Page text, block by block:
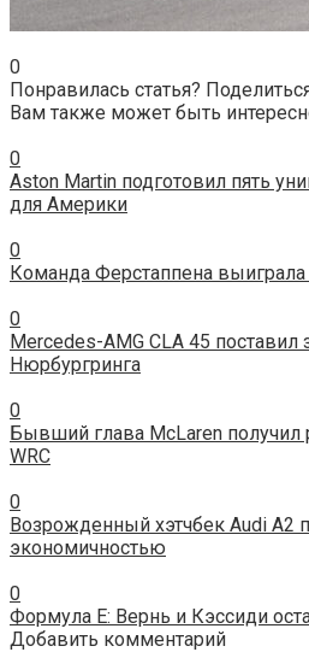
0
Понравилась статья?
Вам также может быть
0
Aston Martin подготовил пять
для Америки
0
Команда Ферстаппена
0
Mercedes-AMG CLA 45
Нюрбургринга
0
Бывший глава McLaren получил
WRC
0
Возрожденный хэтчбек Audi A2
экономичностью
0
Формула Е: Вернь и Кэссиди
Добавить комментарий